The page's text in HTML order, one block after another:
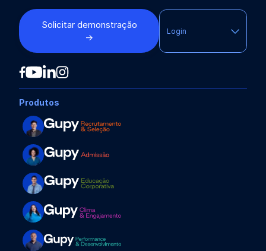
Solicitar demonstração
→
Login
Produtos